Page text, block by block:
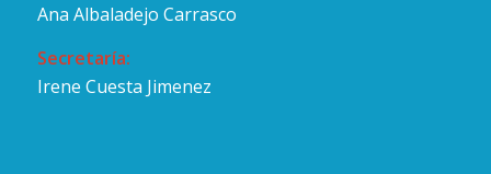
Ana Albaladejo Carrasco
Secretaría:
Irene Cuesta Jimenez